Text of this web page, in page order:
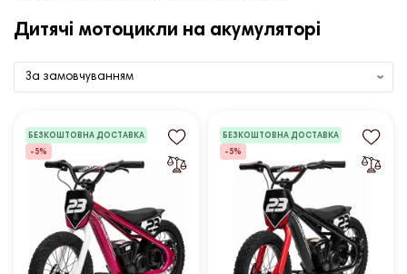
Дитячі мотоцикли на акумуляторі
БЕЗКОШТОВНА ДОСТАВКА
-5%
БЕЗКОШТОВНА ДОСТАВКА
-5%